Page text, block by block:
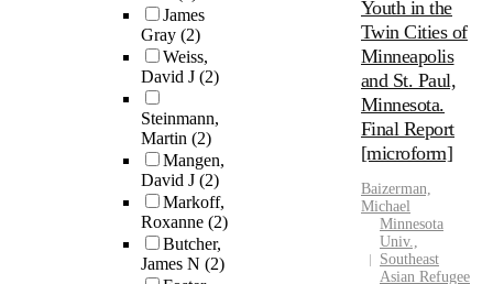
James
Gray (2)
Weiss,
David J (2)
Steinmann,
Martin (2)
Mangen,
David J (2)
Markoff,
Roxanne (2)
Butcher,
James N (2)
Youth in the
Twin Cities of
Minneapolis
and St. Paul,
Minnesota.
Final Report
[microform]
Baizerman,
Michael
Minnesota
Univ.,
Southeast
Asian Refugee